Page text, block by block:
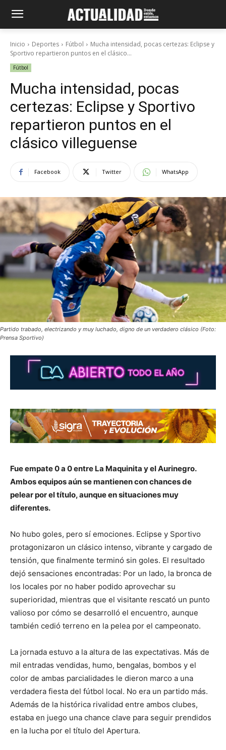
Inicio Deportes Fútbol
Mucha intensidad, pocas certezas: Eclipse y
Sportivo repartieron puntos en el clásico...
Fútbol
Mucha intensidad, pocas
certezas: Eclipse y Sportivo
repartieron puntos en el
clásico villeguense
Facebook Twitter WhatsApp
Partido trabado, electrizando y muy luchado, digno de un verdadero clásico (Foto:
Prensa Sportivo)
Fue empate 0 a 0 entre La Maquinita y el Aurinegro.
Ambos equipos aún se mantienen con chances de
pelear por el título, aunque en situaciones muy
diferentes.
No hubo goles, pero sí emociones. Eclipse y Sportivo
protagonizaron un clásico intenso, vibrante y cargado de
tensión, que finalmente terminó sin goles. El resultado
dejó sensaciones encontradas: Por un lado, la bronca de
los locales por no haber podido aprovechar su
superioridad, mientras que el visitante rescató un punto
valioso por cómo se desarrolló el encuentro, aunque
también cedió terreno en la pelea por el campeonato.
La jornada estuvo a la altura de las expectativas. Más de
mil entradas vendidas, humo, bengalas, bombos y el
color de ambas parcialidades le dieron marco a una
verdadera fiesta del fútbol local. No era un partido más.
Además de la histórica rivalidad entre ambos clubes,
estaba en juego una chance clave para seguir prendidos
en la lucha por el título del Apertura.